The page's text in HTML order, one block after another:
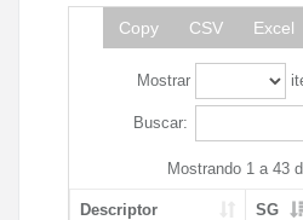
Copy CSV Excel
Mostrar
Buscar:
Mostrando 1 a 43
Descriptor SG